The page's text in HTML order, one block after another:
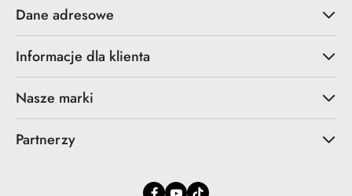
Dane adresowe
Informacje dla klienta
Nasze marki
Partnerzy